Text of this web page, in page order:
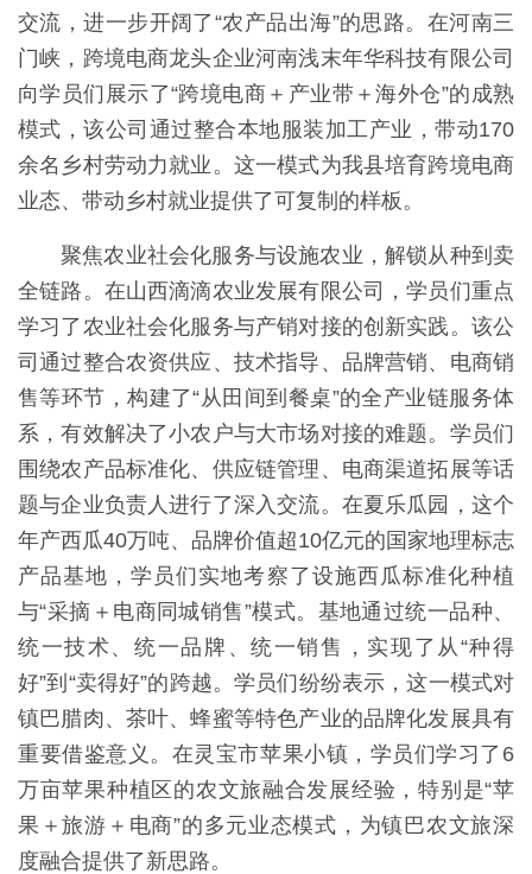
交流，进一步开阔了“农产品出海”的思路。在河南三
门峡，跨境电商龙头企业河南浅末年华科技有限公司
向学员们展示了“跨境电商＋产业带＋海外仓”的成熟
模式，该公司通过整合本地服装加工产业，带动170
余名乡村劳动力就业。这一模式为我县培育跨境电商
业态、带动乡村就业提供了可复制的样板。
聚焦农业社会化服务与设施农业，解锁从种到卖
全链路。在山西滴滴农业发展有限公司，学员们重点
学习了农业社会化服务与产销对接的创新实践。该公
司通过整合农资供应、技术指导、品牌营销、电商销
售等环节，构建了“从田间到餐桌”的全产业链服务体
系，有效解决了小农户与大市场对接的难题。学员们
围绕农产品标准化、供应链管理、电商渠道拓展等话
题与企业负责人进行了深入交流。在夏乐瓜园，这个
年产西瓜40万吨、品牌价值超10亿元的国家地理标志
产品基地，学员们实地考察了设施西瓜标准化种植
与“采摘＋电商同城销售”模式。基地通过统一品种、
统一技术、统一品牌、统一销售，实现了从“种得
好”到“卖得好”的跨越。学员们纷纷表示，这一模式对
镇巴腊肉、茶叶、蜂蜜等特色产业的品牌化发展具有
重要借鉴意义。在灵宝市苹果小镇，学员们学习了6
万亩苹果种植区的农文旅融合发展经验，特别是“苹
果＋旅游＋电商”的多元业态模式，为镇巴农文旅深
度融合提供了新思路。